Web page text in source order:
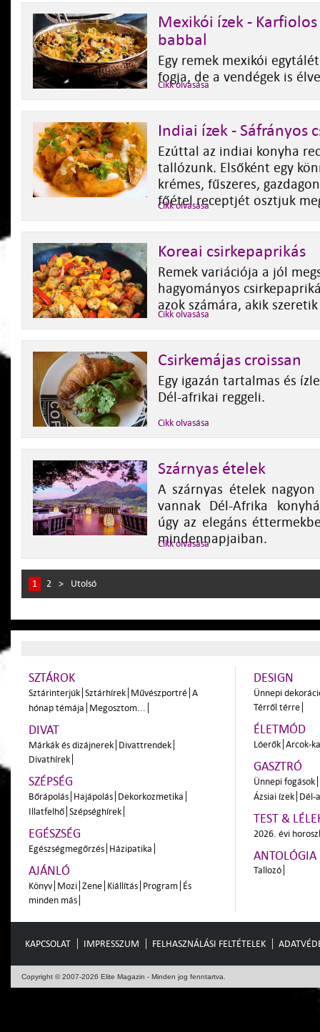
Mexikói ízek -
babbal
Egy remek mexikói
fogja, de a vendégek is
Cikk olvasása
Indiai ízek - Sáfrányos
Ezúttal az indiai konyha
tallózunk. Elsőként egy
krémes, fűszeres,
főétel receptjét osztjuk
Cikk olvasása
Koreai csirkepaprikás
Remek variációja a jól
hagyományos
azok számára, akik
Cikk olvasása
Csirkemájas croissan
Egy igazán tartalmas és
Dél-afrikai reggeli.
Cikk olvasása
Szárnyas ételek
A szárnyas ételek
vannak Dél-Afrika
úgy az elegáns
mindennapjaiban.
Cikk olvasása
1 2 > Utolsó
SZTÁROK
Sztárinterjúk Sztárhírek Művészportré A
hónap témája Megosztom...
DIVAT
Márkák és dizájnerek Divattrendek
Divathírek
SZÉPSÉG
Bőrápolás Hajápolás Dekorkozmetika
Illatfelhő Szépséghírek
EGÉSZSÉG
Egészségmegőrzés Házipatika
AJÁNLÓ
Könyv Mozi Zene Kiállítás Program És
minden más
DESIGN
Ünnepi
Térről térre
ÉLETMÓD
Lóerők Arcok-
GASZTRÓ
Ünnepi fogások
Ázsiai ízek Dél-
TEST &
2026. évi
ANTOLÓGIA
Tallozó
KAPCSOLAT IMPRESSZUM FELHASZNÁLÁSI FELTÉTELEK
Copyright © 2007-2026 Elite Magazin - Minden jog fenntartva.